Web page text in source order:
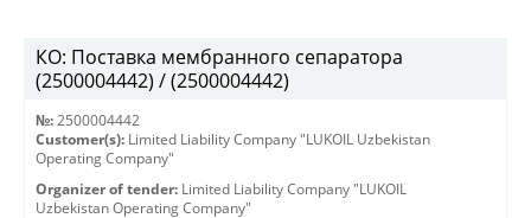
КО: Поставка мембранного сепаратора
(2500004442) / (2500004442)
№: 2500004442
Customer(s): Limited Liability Company "LUKOIL Uzbekistan
Operating Company"
Organizer of tender: Limited Liability Company "LUKOIL
Uzbekistan Operating Company"